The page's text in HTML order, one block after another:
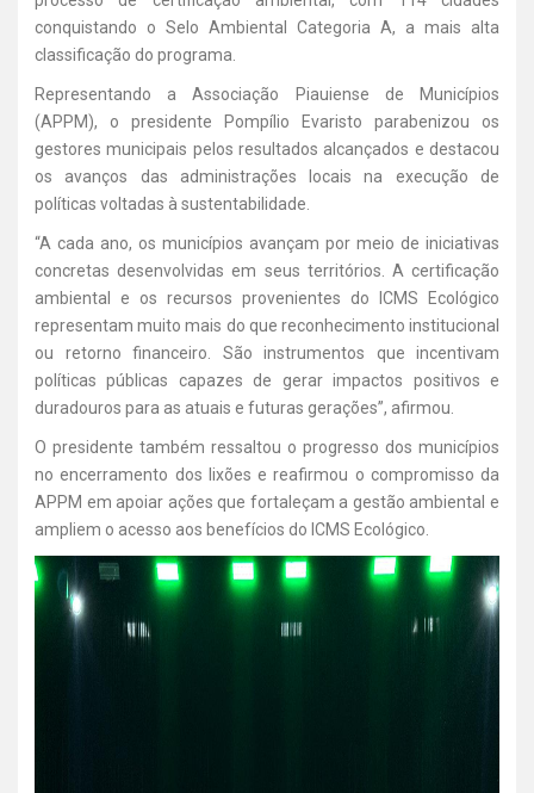
conquistando o Selo Ambiental Categoria A, a mais alta
classificação do programa.
Representando a Associação Piauiense de Municípios
(APPM), o presidente Pompílio Evaristo parabenizou os
gestores municipais pelos resultados alcançados e destacou
os avanços das administrações locais na execução de
políticas voltadas à sustentabilidade.
“A cada ano, os municípios avançam por meio de iniciativas
concretas desenvolvidas em seus territórios. A certificação
ambiental e os recursos provenientes do ICMS Ecológico
representam muito mais do que reconhecimento institucional
ou retorno financeiro. São instrumentos que incentivam
políticas públicas capazes de gerar impactos positivos e
duradouros para as atuais e futuras gerações”, afirmou.
O presidente também ressaltou o progresso dos municípios
no encerramento dos lixões e reafirmou o compromisso da
APPM em apoiar ações que fortaleçam a gestão ambiental e
ampliem o acesso aos benefícios do ICMS Ecológico.